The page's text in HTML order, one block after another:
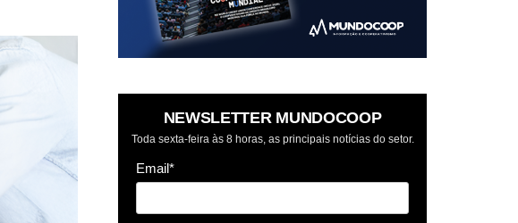
NEWSLETTER MUNDOCOOP
Toda sexta-feira às 8 horas, as principais notícias do setor.
Email*